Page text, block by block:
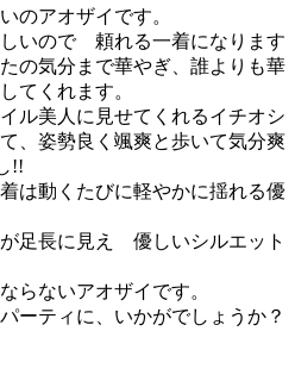
のアオザイです。
いので 頼れる一着になります
の気分まで華やぎ、誰よりも華
てくれます。
ル美人に見せてくれるイチオシ
、姿勢良く颯爽と歩いて気分爽
!!
は動くたびに軽やかに揺れる優
足長に見え 優しいシルエット
らないアオザイです。
ーティに、いかがでしょうか？